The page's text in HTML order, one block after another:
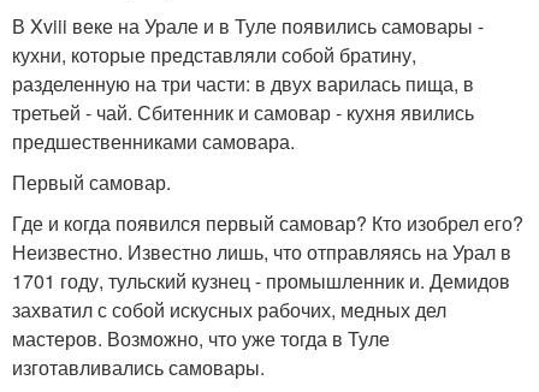
В Xviii веке на Урале и в Туле появились самовары -
кухни, которые представляли собой братину,
разделенную на три части: в двух варилась пища, в
третьей - чай. Сбитенник и самовар - кухня явились
предшественниками самовара.
Первый самовар.
Где и когда появился первый самовар? Кто изобрел его?
Неизвестно. Известно лишь, что отправляясь на Урал в
1701 году, тульский кузнец - промышленник и. Демидов
захватил с собой искусных рабочих, медных дел
мастеров. Возможно, что уже тогда в Туле
изготавливались самовары.